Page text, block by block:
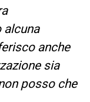
alcuna
anche
sia
posso che